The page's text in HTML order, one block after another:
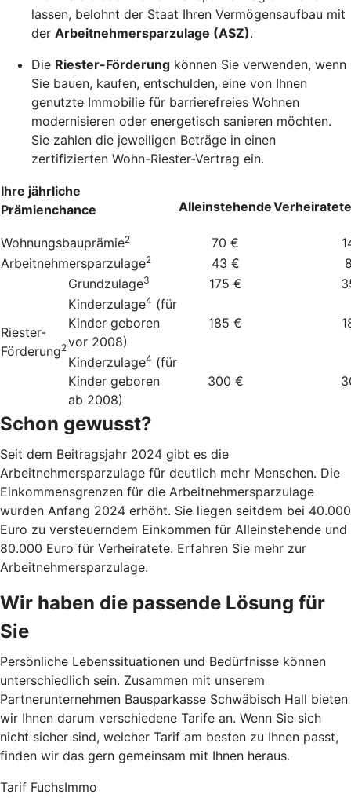
lassen, belohnt der Staat Ihren Vermögensaufbau mit
der Arbeitnehmersparzulage (ASZ).
Die Riester-Förderung können Sie verwenden, wenn
Sie bauen, kaufen, entschulden, eine von Ihnen
genutzte Immobilie für barrierefreies Wohnen
modernisieren oder energetisch sanieren möchten.
Sie zahlen die jeweiligen Beträge in einen
zertifizierten Wohn-Riester-Vertrag ein.
Ihre jährliche
Prämienchance
Alleinstehende
Wohnungsbauprämie2 70 €
Arbeitnehmersparzulage2 43 €
Riester-
Förderung2
Grundzulage3 175 €
Kinderzulage4 (für
Kinder geboren
vor 2008)
185 €
Kinderzulage4 (für
Kinder geboren
ab 2008)
300 €
Schon gewusst?
Seit dem Beitragsjahr 2024 gibt es die
Arbeitnehmersparzulage für deutlich mehr Menschen. Die
Einkommensgrenzen für die Arbeitnehmersparzulage
wurden Anfang 2024 erhöht. Sie liegen seitdem bei 40.000
Euro zu versteuerndem Einkommen für Alleinstehende und
80.000 Euro für Verheiratete. Erfahren Sie mehr zur
Arbeitnehmersparzulage.
Wir haben die passende Lösung für
Sie
Persönliche Lebenssituationen und Bedürfnisse können
unterschiedlich sein. Zusammen mit unserem
Partnerunternehmen Bausparkasse Schwäbisch Hall bieten
wir Ihnen darum verschiedene Tarife an. Wenn Sie sich
nicht sicher sind, welcher Tarif am besten zu Ihnen passt,
finden wir das gern gemeinsam mit Ihnen heraus.
Tarif FuchsImmo